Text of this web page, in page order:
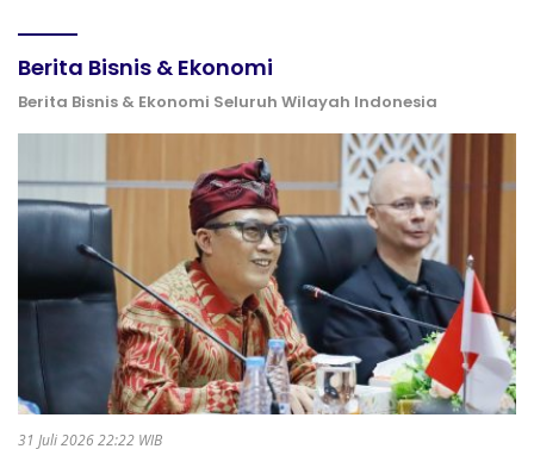
Berita Bisnis & Ekonomi
Berita Bisnis & Ekonomi Seluruh Wilayah Indonesia
31 Juli 2026 22:22 WIB